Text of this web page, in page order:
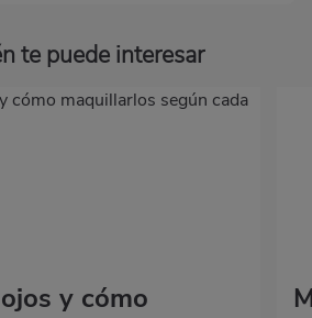
te puede interesar
y cómo